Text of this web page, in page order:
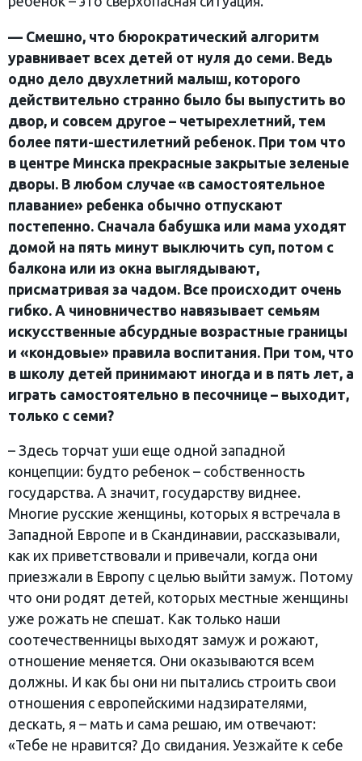
— Смешно, что бюрократический алгоритм
уравнивает всех детей от нуля до семи. Ведь
одно дело двухлетний малыш, которого
действительно странно было бы выпустить во
двор, и совсем другое – четырехлетний, тем
более пяти-шестилетний ребенок. При том что
в центре Минска прекрасные закрытые зеленые
дворы. В любом случае «в самостоятельное
плавание» ребенка обычно отпускают
постепенно. Сначала бабушка или мама уходят
домой на пять минут выключить суп, потом с
балкона или из окна выглядывают,
присматривая за чадом. Все происходит очень
гибко. А чиновничество навязывает семьям
искусственные абсурдные возрастные границы
и «кондовые» правила воспитания. При том, что
в школу детей принимают иногда и в пять лет, а
играть самостоятельно в песочнице – выходит,
только с семи?
– Здесь торчат уши еще одной западной
концепции: будто ребенок – собственность
государства. А значит, государству виднее.
Многие русские женщины, которых я встречала в
Западной Европе и в Скандинавии, рассказывали,
как их приветствовали и привечали, когда они
приезжали в Европу с целью выйти замуж. Потому
что они родят детей, которых местные женщины
уже рожать не спешат. Как только наши
соотечественницы выходят замуж и рожают,
отношение меняется. Они оказываются всем
должны. И как бы они ни пытались строить свои
отношения с европейскими надзирателями,
дескать, я – мать и сама решаю, им отвечают:
«Тебе не нравится? До свидания. Уезжайте к себе